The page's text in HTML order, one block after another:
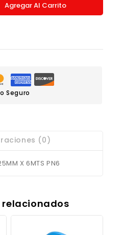
Agregar Al Carrito
Seguro
(0)
X 6MTS PN6
relacionados